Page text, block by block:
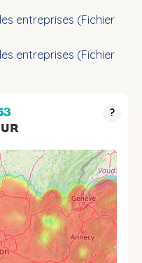
entreprises (Fichier
entreprises (Fichier
?